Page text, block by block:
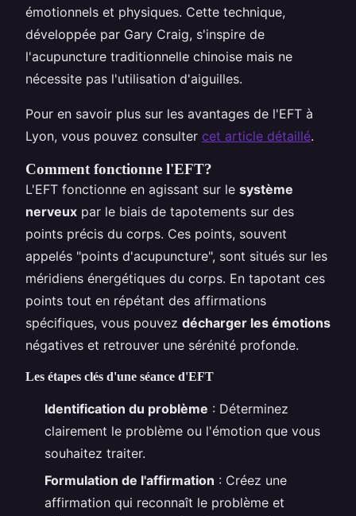
émotionnels et physiques. Cette technique,
développée par Gary Craig, s'inspire de
l'acupuncture traditionnelle chinoise mais ne
nécessite pas l'utilisation d'aiguilles.
Pour en savoir plus sur les avantages de l'EFT à
Lyon, vous pouvez consulter cet article détaillé.
Comment fonctionne l'EFT?
L'EFT fonctionne en agissant sur le système
nerveux par le biais de tapotements sur des
points précis du corps. Ces points, souvent
appelés "points d'acupuncture", sont situés sur les
méridiens énergétiques du corps. En tapotant ces
points tout en répétant des affirmations
spécifiques, vous pouvez décharger les émotions
négatives et retrouver une sérénité profonde.
Les étapes clés d'une séance d'EFT
Identification du problème : Déterminez
clairement le problème ou l'émotion que vous
souhaitez traiter.
Formulation de l'affirmation : Créez une
affirmation qui reconnaît le problème et